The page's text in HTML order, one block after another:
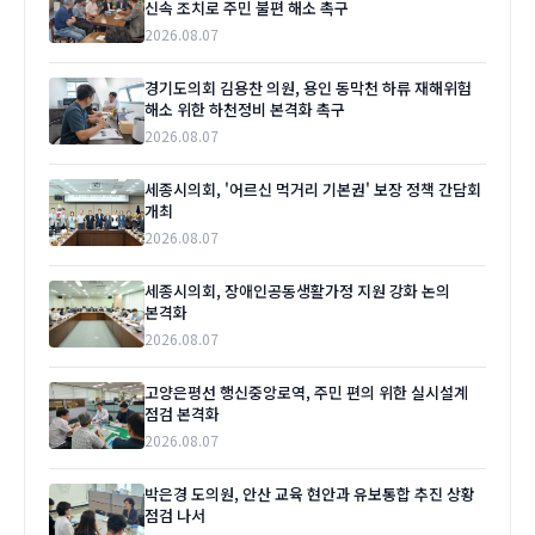
신속 조치로 주민 불편 해소 촉구
2026.08.07
경기도의회 김용찬 의원, 용인 동막천 하류 재해위험
해소 위한 하천정비 본격화 촉구
2026.08.07
세종시의회, '어르신 먹거리 기본권' 보장 정책 간담회
개최
2026.08.07
세종시의회, 장애인공동생활가정 지원 강화 논의
본격화
2026.08.07
고양은평선 행신중앙로역, 주민 편의 위한 실시설계
점검 본격화
2026.08.07
박은경 도의원, 안산 교육 현안과 유보통합 추진 상황
점검 나서